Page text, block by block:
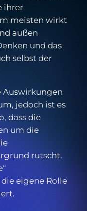
ihrer
meisten wirkt
außen
und das
selbst der
Auswirkungen
jedoch ist es
dass die
um die
rutscht.
eigene Rolle